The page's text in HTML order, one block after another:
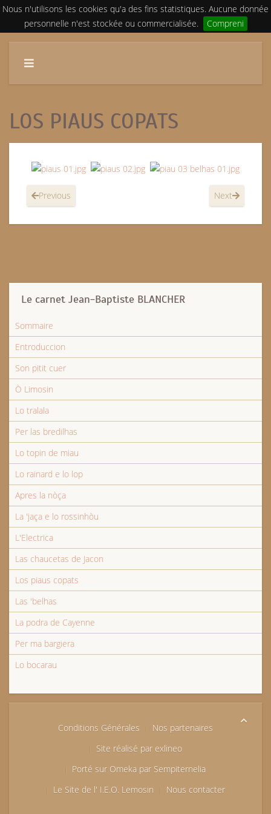
Nous n'utilisons les cookies qu'a des fins statistiques. Aucune donnée
personnelle n'est stockée ou commercialisée.
Compreni
LOS PIAUS COPATS
Previous Next
Le carnet Jean-Baptiste BLANCHER
Sommaire
Entroduccion
Son pitit cuer
Ò Limosin
Lo tralala
Per las bredilhas
Lo topin de miau
Lo rainard e lo lop
Apres la nòça
La 'jaça e lo rossinhòu
L'Electrica
Las chaucetas de Jacon
Los piaus copats
Las 'belhas
La podra de Cayenne
Per ma bargiera
Lo bocarau
Conditions Générales
Nos partenaires
Site réalisé par exlineo
Porté sur Omeka par Sempiternelia
Le Site de l' I.E.O. Lemosin
Nous contacter